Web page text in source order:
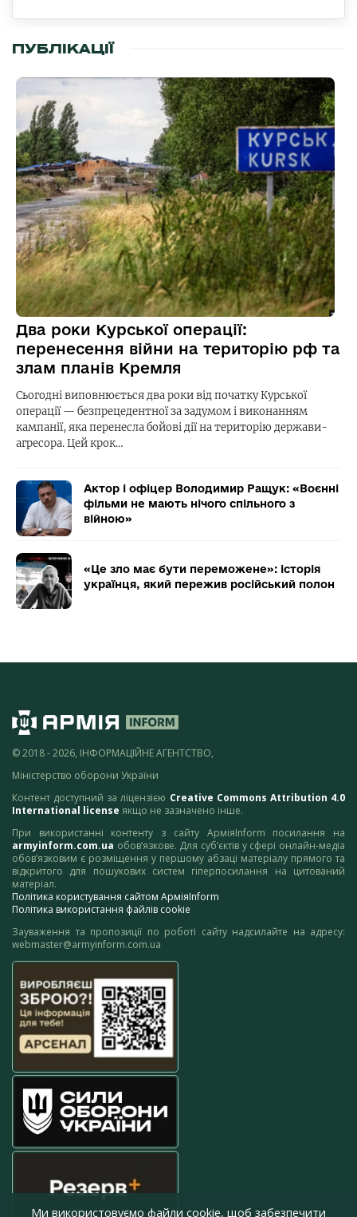
ПУБЛІКАЦІЇ
Два роки Курської операції:
перенесення війни на територію рф та
злам планів Кремля
Сьогодні виповнюється два роки від початку Курської
операції — безпрецедентної за задумом і виконанням
кампанії, яка перенесла бойові дії на територію держави-
агресора. Цей крок…
Актор і офіцер Володимир Ращук: «Воєнні
фільми не мають нічого спільного з
війною»
«Це зло має бути переможене»: історія
українця, який пережив російський полон
© 2018 - 2026, ІНФОРМАЦІЙНЕ АГЕНТСТВО,
Міністерство оборони України
Контент доступний за ліцензією Creative Commons Attribution 4.0
International license якщо не зазначено інше.
При використанні контенту з сайту АрміяInform посилання на
armyinform.com.ua обов’язкове. Для суб’єктів у сфері онлайн-медіа
обов’язковим є розміщення у першому абзаці матеріалу прямого та
відкритого для пошукових систем гіперпосилання на цитований
матеріал.
Політика користування сайтом АрміяInform
Політика використання файлів cookie
Зауваження та пропозиції по роботі сайту надсилайте на адресу:
webmaster@armyinform.com.ua
Ми використовуємо файли cookie, щоб забезпечити